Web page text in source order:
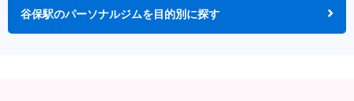
谷保駅のパーソナルジムを目的別に探す